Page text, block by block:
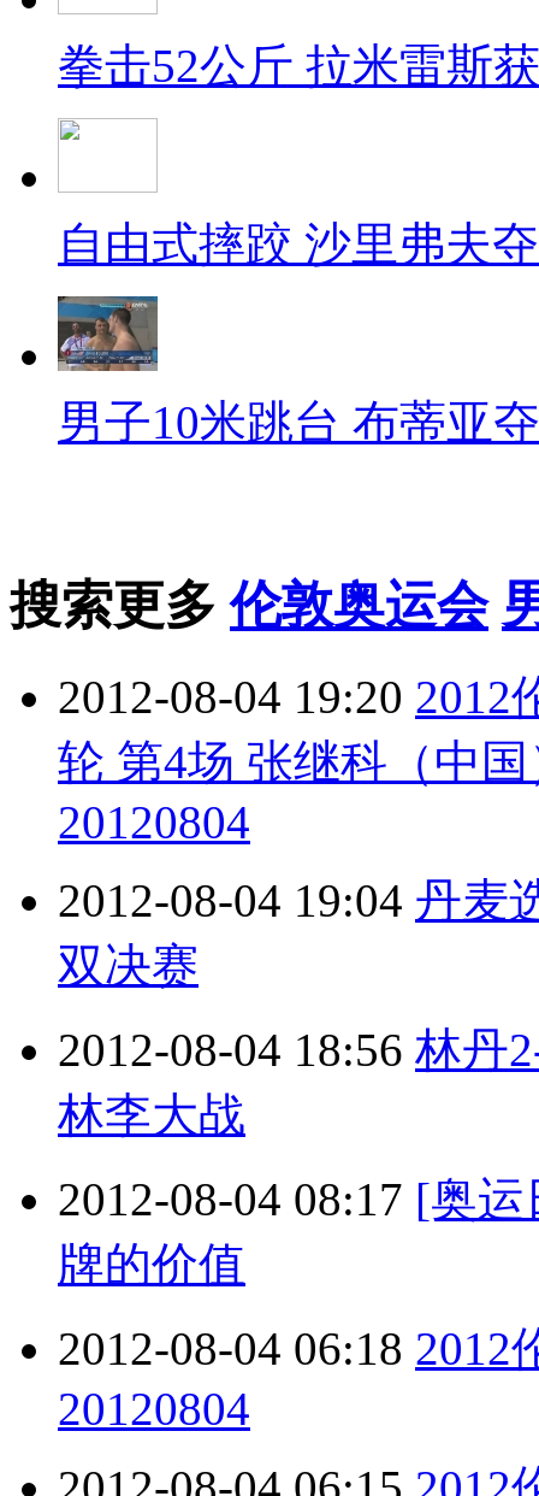
拳击52公斤 拉米雷斯
自由式摔跤 沙里弗夫
男子10米跳台 布蒂亚
搜索更多伦敦奥运会
2012-08-04 19:20 2012
轮 第4场 张继科（中
20120804
2012-08-04 19:04 丹麦
双决赛
2012-08-04 18:56 林丹
林李大战
2012-08-04 08:17 [奥运
牌的价值
2012-08-04 06:18 2012
20120804